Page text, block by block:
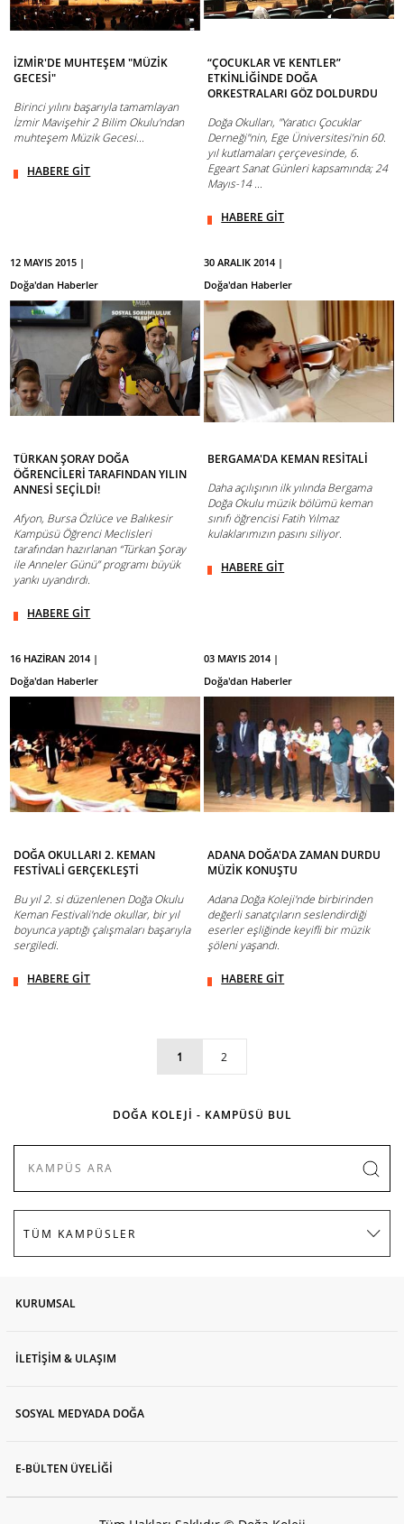
İZMİR'DE MUHTEŞEM "MÜZİK
GECESİ"
Birinci yılını başarıyla tamamlayan
İzmir Mavişehir 2 Bilim Okulu'ndan
muhteşem Müzik Gecesi...
HABERE GİT
“ÇOCUKLAR VE KENTLER”
ETKİNLİĞİNDE DOĞA
ORKESTRALARI GÖZ DOLDURDU
Doğa Okulları, "Yaratıcı Çocuklar
Derneği"nin, Ege Üniversitesi’nin 60.
yıl kutlamaları çerçevesinde, 6.
Egeart Sanat Günleri kapsamında; 24
Mayıs-14 ...
HABERE GİT
12 MAYIS 2015 |
Doğa'dan Haberler
TÜRKAN ŞORAY DOĞA
ÖĞRENCİLERİ TARAFINDAN YILIN
ANNESİ SEÇİLDİ!
Afyon, Bursa Özlüce ve Balıkesir
Kampüsü Öğrenci Meclisleri
tarafından hazırlanan “Türkan Şoray
ile Anneler Günü” programı büyük
yankı uyandırdı.
HABERE GİT
30 ARALIK 2014 |
Doğa'dan Haberler
BERGAMA'DA KEMAN RESİTALİ
Daha açılışının ilk yılında Bergama
Doğa Okulu müzik bölümü keman
sınıfı öğrencisi Fatih Yılmaz
kulaklarımızın pasını siliyor.
HABERE GİT
16 HAZİRAN 2014 |
Doğa'dan Haberler
DOĞA OKULLARI 2. KEMAN
FESTİVALİ GERÇEKLEŞTİ
Bu yıl 2. si düzenlenen Doğa Okulu
Keman Festivali'nde okullar, bir yıl
boyunca yaptığı çalışmaları başarıyla
sergiledi.
HABERE GİT
03 MAYIS 2014 |
Doğa'dan Haberler
ADANA DOĞA'DA ZAMAN DURDU
MÜZİK KONUŞTU
Adana Doğa Koleji'nde birbirinden
değerli sanatçıların seslendirdiği
eserler eşliğinde keyifli bir müzik
şöleni yaşandı.
HABERE GİT
1 2
DOĞA KOLEJİ - KAMPÜSÜ BUL
KURUMSAL
İLETİŞİM & ULAŞIM
SOSYAL MEDYADA DOĞA
E-BÜLTEN ÜYELİĞİ